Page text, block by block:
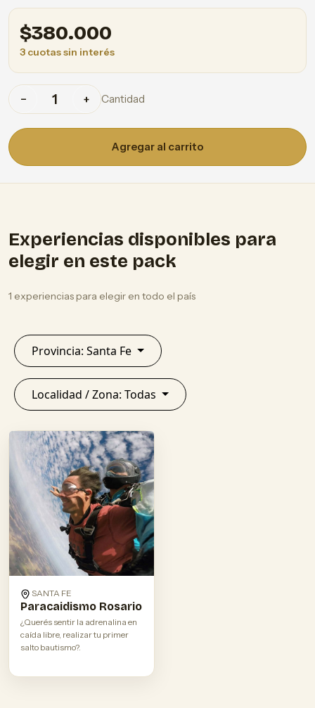
$380.000
3 cuotas sin interés
− + Cantidad
Agregar al carrito
Experiencias disponibles para
elegir en este pack
1 experiencias para elegir en todo el país
Provincia: Santa Fe
Localidad / Zona: Todas
SANTA FE
Paracaidismo Rosario
¿Querés sentir la adrenalina en
caída libre, realizar tu primer
salto bautismo?.